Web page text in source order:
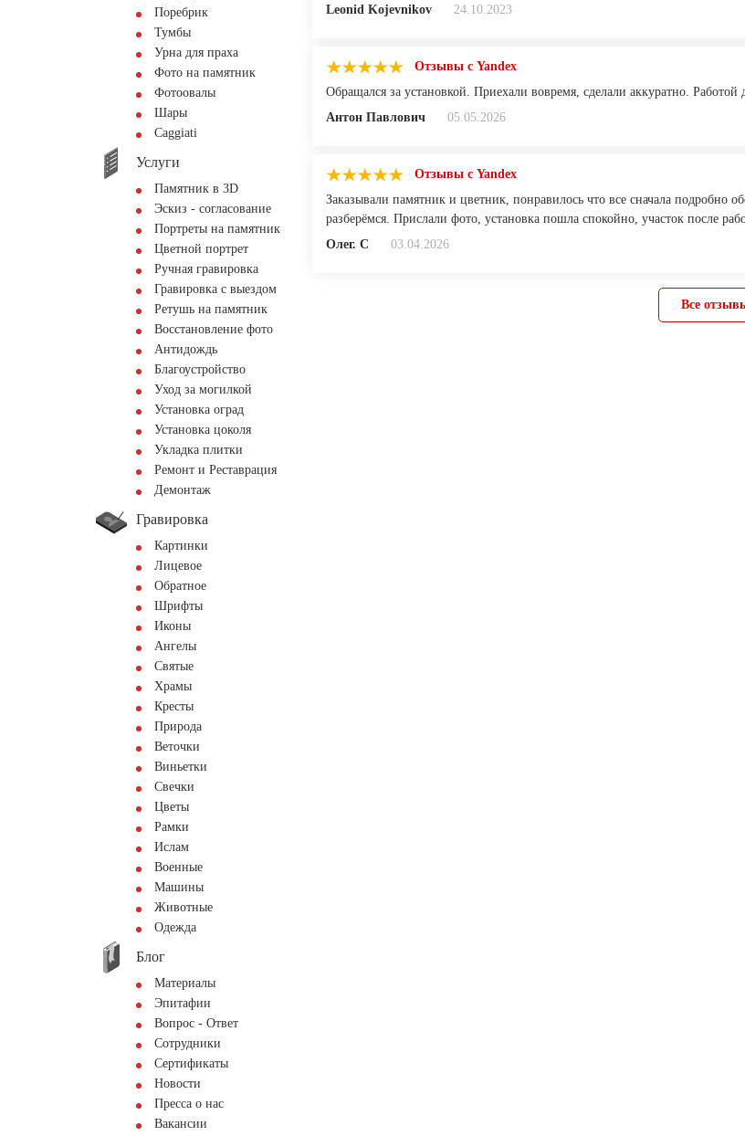
Поребрик
Тумбы
Урна для праха
Фото на памятник
Фотоовалы
Шары
Сaggiati
Услуги
Памятник в 3D
Эскиз - согласование
Портреты на памятник
Цветной портрет
Ручная гравировка
Гравировка с выездом
Ретушь на памятник
Восстановление фото
Антидождь
Благоустройство
Уход за могилкой
Установка оград
Установка цоколя
Укладка плитки
Ремонт и Реставрация
Демонтаж
Гравировка
Картинки
Лицевое
Обратное
Шрифты
Иконы
Ангелы
Святые
Храмы
Кресты
Природа
Веточки
Виньетки
Свечки
Цветы
Рамки
Ислам
Военные
Машины
Животные
Одежда
Блог
Материалы
Эпитафии
Вопрос - Ответ
Сотрудники
Сертификаты
Новости
Пресса о нас
Вакансии
Leonid Kojevnikov
24.10.2023
Отзывы с Yandex
Обращался за установкой. Приехали вовремя, сделали аккуратно. Работой
Антон Павлович
05.05.2026
Отзывы с Yandex
Заказывали памятник и цветник, понравилось что все сначала подробно
разберёмся. Прислали фото, установка пошла спокойно, участок после
Олег. С
03.04.2026
Все